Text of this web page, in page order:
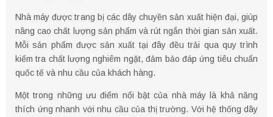
Nhà máy được trang bị các dây chuyền sản xuất hiện đại, giúp
nâng cao chất lượng sản phẩm và rút ngắn thời gian sản xuất.
Mỗi sản phẩm được sản xuất tại đây đều trải qua quy trình
kiểm tra chất lượng nghiêm ngặt, đảm bảo đáp ứng tiêu chuẩn
quốc tế và nhu cầu của khách hàng.
Một trong những ưu điểm nổi bật của nhà máy là khả năng
thích ứng nhanh với nhu cầu của thị trường. Với hệ thống dây